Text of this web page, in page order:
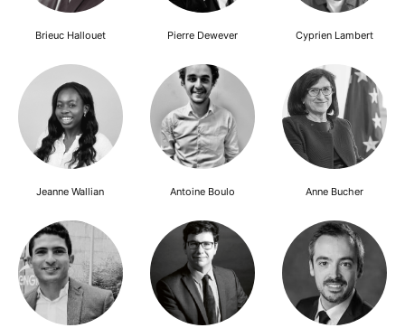
Brieuc Hallouet Pierre Dewever Cyprien Lambert
Jeanne Wallian Antoine Boulo Anne Bucher